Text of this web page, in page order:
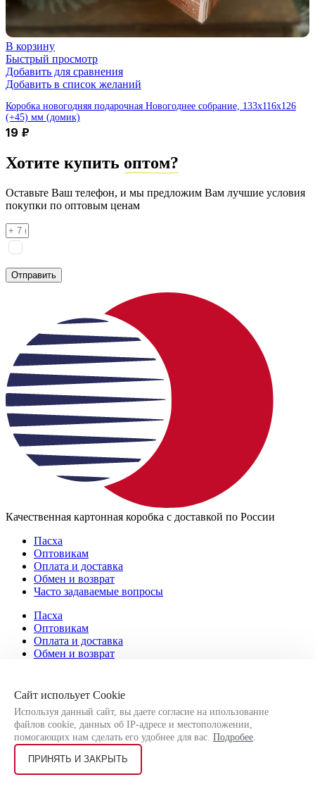
В корзину
Быстрый просмотр
Добавить для сравнения
Добавить в список желаний
Коробка новогодняя подарочная Новогоднее собрание, 133х116х126
(+45) мм (домик)
19 ₽
Хотите купить оптом?
Оставьте Ваш телефон, и мы предложим Вам лучшие условия
покупки по оптовым ценам
Отправить
Качественная картонная коробка с доставкой по России
Пасха
Оптовикам
Оплата и доставка
Обмен и возврат
Часто задаваемые вопросы
Пасха
Оптовикам
Оплата и доставка
Обмен и возврат
Вакансии
Отзывы
Реквизиты
Документы
Заказ и оплата
О компании
Сайт испольует Cookie
Используя данный сайт, вы даете согласие на ипользование
файлов cookie, данных об IP-адресе и местоположении,
помогающих нам сделать его удобнее для вас. Подробее.
ПРИНЯТЬ И ЗАКРЫТЬ